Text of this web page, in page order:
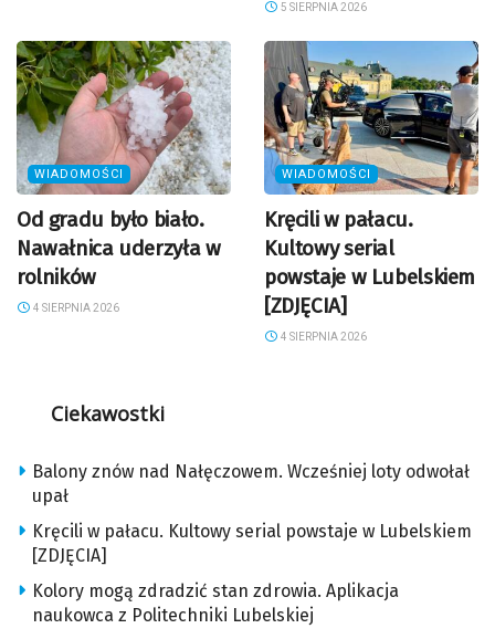
5 SIERPNIA 2026
WIADOMOŚCI
Od gradu było biało.
Nawałnica uderzyła w
rolników
4 SIERPNIA 2026
WIADOMOŚCI
Kręcili w pałacu.
Kultowy serial
powstaje w Lubelskiem
[ZDJĘCIA]
4 SIERPNIA 2026
Ciekawostki
Balony znów nad Nałęczowem. Wcześniej loty odwołał
upał
Kręcili w pałacu. Kultowy serial powstaje w Lubelskiem
[ZDJĘCIA]
Kolory mogą zdradzić stan zdrowia. Aplikacja
naukowca z Politechniki Lubelskiej